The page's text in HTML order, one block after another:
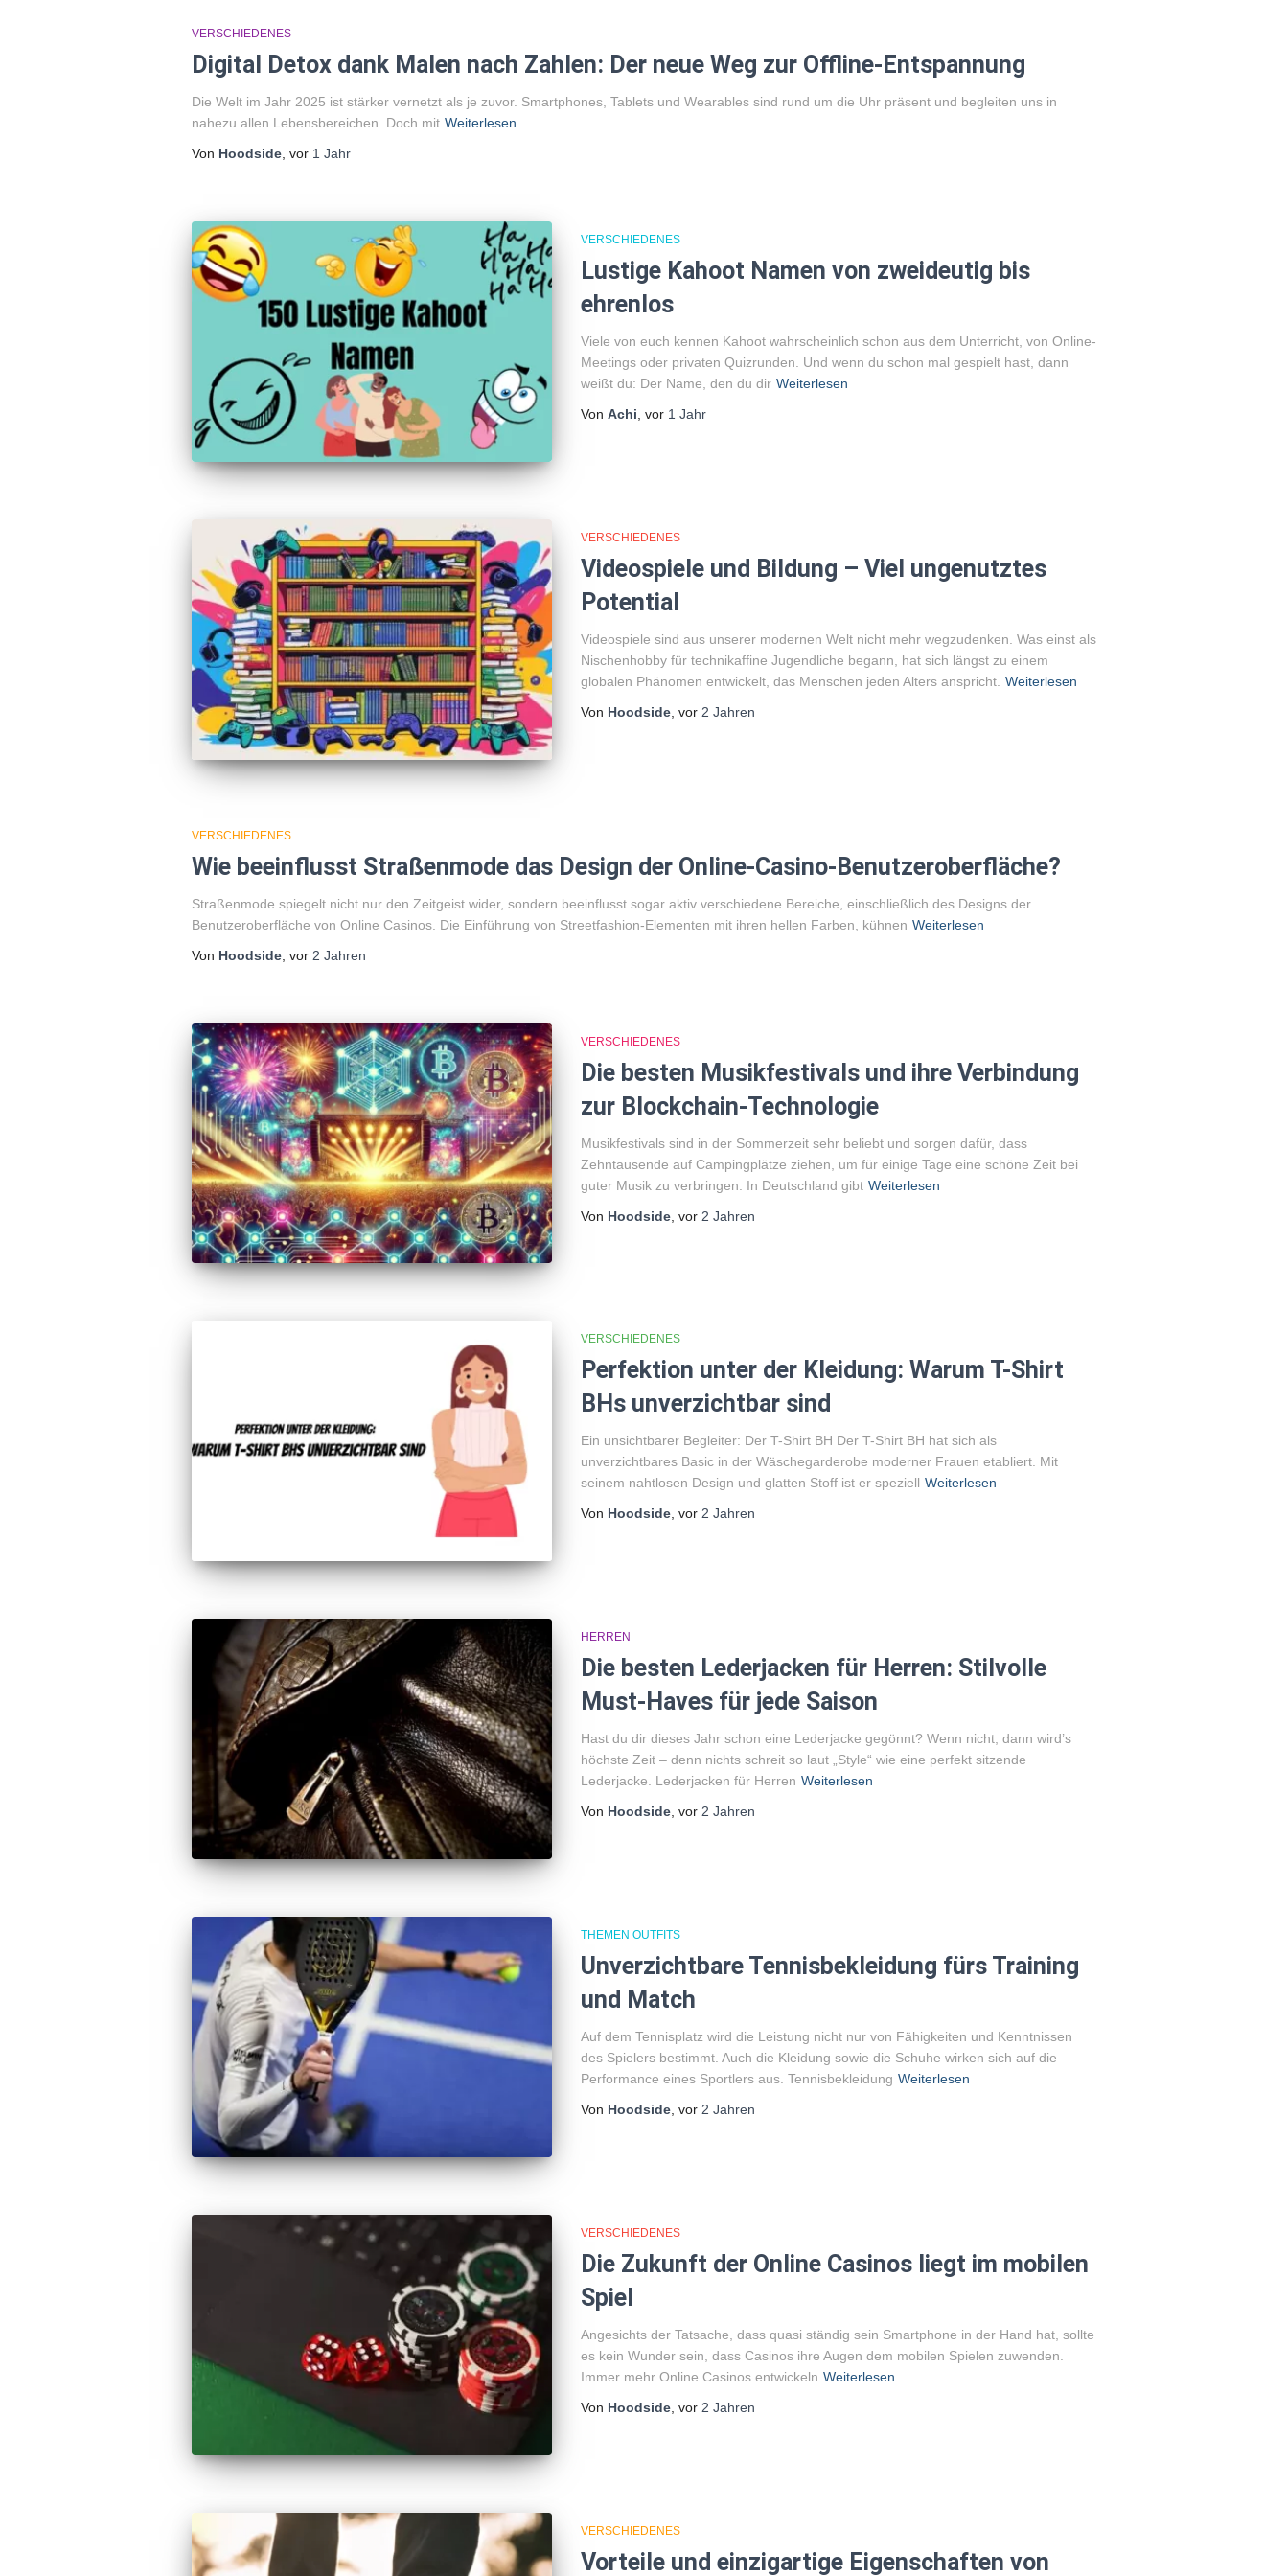
VERSCHIEDENES
Digital Detox dank Malen nach Zahlen: Der neue Weg zur Offline-Entspannung
Die Welt im Jahr 2025 ist stärker vernetzt als je zuvor. Smartphones, Tablets und Wearables sind rund um die Uhr präsent und begleiten uns in
nahezu allen Lebensbereichen. Doch mit Weiterlesen
Von Hoodside, vor 1 Jahr
VERSCHIEDENES
Lustige Kahoot Namen von zweideutig bis
ehrenlos
Viele von euch kennen Kahoot wahrscheinlich schon aus dem Unterricht, von Online-
Meetings oder privaten Quizrunden. Und wenn du schon mal gespielt hast, dann
weißt du: Der Name, den du dir Weiterlesen
Von Achi , vor 1 Jahr
VERSCHIEDENES
Videospiele und Bildung – Viel ungenutztes
Potential
Videospiele sind aus unserer modernen Welt nicht mehr wegzudenken. Was einst als
Nischenhobby für technikaffine Jugendliche begann, hat sich längst zu einem
globalen Phänomen entwickelt, das Menschen jeden Alters anspricht. Weiterlesen
Von Hoodside, vor 2 Jahren
VERSCHIEDENES
Wie beeinflusst Straßenmode das Design der Online-Casino-Benutzeroberfläche?
Straßenmode spiegelt nicht nur den Zeitgeist wider, sondern beeinflusst sogar aktiv verschiedene Bereiche, einschließlich des Designs der
Benutzeroberfläche von Online Casinos. Die Einführung von Streetfashion-Elementen mit ihren hellen Farben, kühnen Weiterlesen
Von Hoodside, vor 2 Jahren
VERSCHIEDENES
Die besten Musikfestivals und ihre Verbindung
zur Blockchain-Technologie
Musikfestivals sind in der Sommerzeit sehr beliebt und sorgen dafür, dass
Zehntausende auf Campingplätze ziehen, um für einige Tage eine schöne Zeit bei
guter Musik zu verbringen. In Deutschland gibt Weiterlesen
Von Hoodside, vor 2 Jahren
VERSCHIEDENES
Perfektion unter der Kleidung: Warum T-Shirt
BHs unverzichtbar sind
Ein unsichtbarer Begleiter: Der T-Shirt BH Der T-Shirt BH hat sich als
unverzichtbares Basic in der Wäschegarderobe moderner Frauen etabliert. Mit
seinem nahtlosen Design und glatten Stoff ist er speziell Weiterlesen
Von Hoodside, vor 2 Jahren
HERREN
Die besten Lederjacken für Herren: Stilvolle
Must-Haves für jede Saison
Hast du dir dieses Jahr schon eine Lederjacke gegönnt? Wenn nicht, dann wird’s
höchste Zeit – denn nichts schreit so laut „Style“ wie eine perfekt sitzende
Lederjacke. Lederjacken für Herren Weiterlesen
Von Hoodside, vor 2 Jahren
THEMEN OUTFITS
Unverzichtbare Tennisbekleidung fürs Training
und Match
Auf dem Tennisplatz wird die Leistung nicht nur von Fähigkeiten und Kenntnissen
des Spielers bestimmt. Auch die Kleidung sowie die Schuhe wirken sich auf die
Performance eines Sportlers aus. Tennisbekleidung Weiterlesen
Von Hoodside, vor 2 Jahren
VERSCHIEDENES
Die Zukunft der Online Casinos liegt im mobilen
Spiel
Angesichts der Tatsache, dass quasi ständig sein Smartphone in der Hand hat, sollte
es kein Wunder sein, dass Casinos ihre Augen dem mobilen Spielen zuwenden.
Immer mehr Online Casinos entwickeln Weiterlesen
Von Hoodside, vor 2 Jahren
VERSCHIEDENES
Vorteile und einzigartige Eigenschaften von